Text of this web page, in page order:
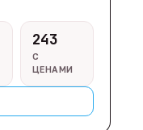
243
С
ЦЕНАМИ